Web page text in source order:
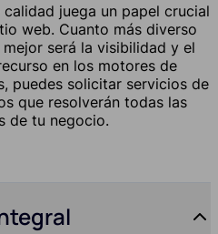
juega un papel crucial
web. Cuanto más diverso
será la visibilidad y el
en los motores de
puedes solicitar servicios de
que resolverán todas las
de tu negocio.